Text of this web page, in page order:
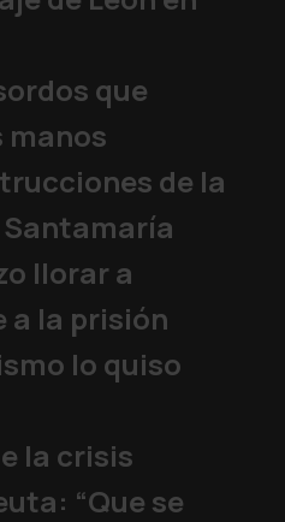
que
manos
de la
llorar a
a la prisión
lo quiso
la crisis
“Que se